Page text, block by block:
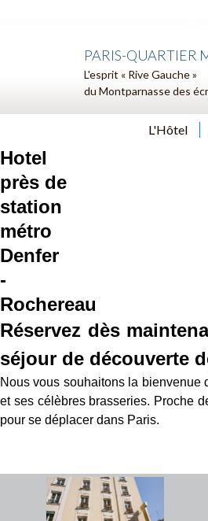
PARIS-QUARTIER
L'esprit « Rive Gauche »
du Montparnasse des
L'Hôtel
Hotel
près de
station
métro
Denfer
-
Rochereau
Réservez dès
séjour de découverte
Nous vous souhaitons la bienvenue
et ses célèbres brasseries. Proche
pour se déplacer dans Paris.